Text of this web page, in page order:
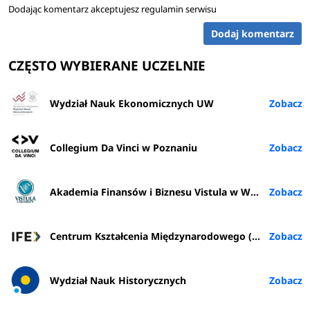
Dodając komentarz akceptujesz regulamin serwisu
Dodaj komentarz
CZĘSTO WYBIERANE UCZELNIE
Wydział Nauk Ekonomicznych UW
Collegium Da Vinci w Poznaniu
Akademia Finansów i Biznesu Vistula w Warszawie
Centrum Kształcenia Międzynarodowego (IFE) PŁ
Wydział Nauk Historycznych